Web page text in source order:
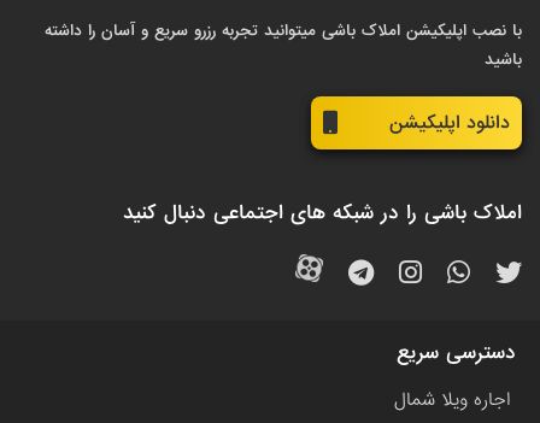
با نصب اپلیکیشن املاک باشی میتوانید تجربه رزرو سریع و آسان را داشته
باشید
دانلود اپلیکیشن
املاک باشی را در شبکه های اجتماعی دنبال کنید
دسترسی سریع
اجاره ویلا شمال